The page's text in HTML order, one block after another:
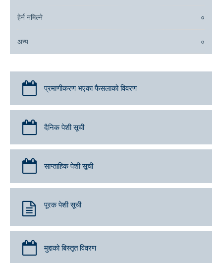
हेर्न नमिल्ने ०
अन्य ०
प्रमाणीकरण भएका फैसलाको विवरण
दैनिक पेशी सूची
साप्ताहिक पेशी सूची
पूरक पेशी सूची
मुद्दाको बिस्तृत विवरण